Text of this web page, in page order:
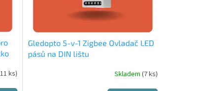
ks)
Gledopto 5-v-1 Zigbee Ovladač LED
pásů na DIN lištu
Skladem (7 ks)